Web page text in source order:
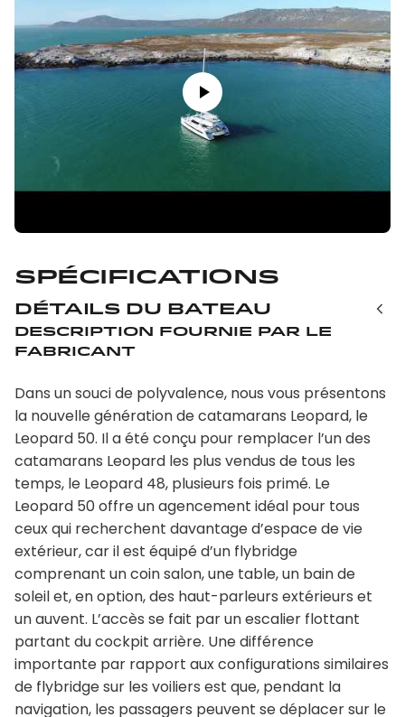
Spécifications
Détails du bateau
Description fournie par le
fabricant
Dans un souci de polyvalence, nous vous présentons
la nouvelle génération de catamarans Leopard, le
Leopard 50. Il a été conçu pour remplacer l’un des
catamarans Leopard les plus vendus de tous les
temps, le Leopard 48, plusieurs fois primé. Le
Leopard 50 offre un agencement idéal pour tous
ceux qui recherchent davantage d’espace de vie
extérieur, car il est équipé d’un flybridge
comprenant un coin salon, une table, un bain de
soleil et, en option, des haut-parleurs extérieurs et
un auvent. L’accès se fait par un escalier flottant
partant du cockpit arrière. Une différence
importante par rapport aux configurations similaires
de flybridge sur les voiliers est que, pendant la
navigation, les passagers peuvent se déplacer sur le